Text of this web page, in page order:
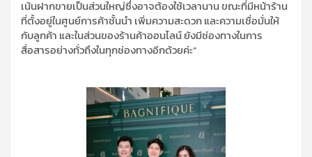
เน้นฝากขายเป็นส่วนใหญ่ซึ่งอาจต้องใช้เวลานาน ขณะที่มีหน้าร้าน
ที่ตั้งอยู่ในศูนย์การค้าชั้นนำ เพิ่มความสะดวก และความเชื่อมั่นให้
กับลูกค้า และในส่วนของร้านค้าออนไลน์ ยังมีช่องทางในการ
สื่อสารอย่างทั่วถึงในทุกช่องทางอีกด้วยค่ะ”